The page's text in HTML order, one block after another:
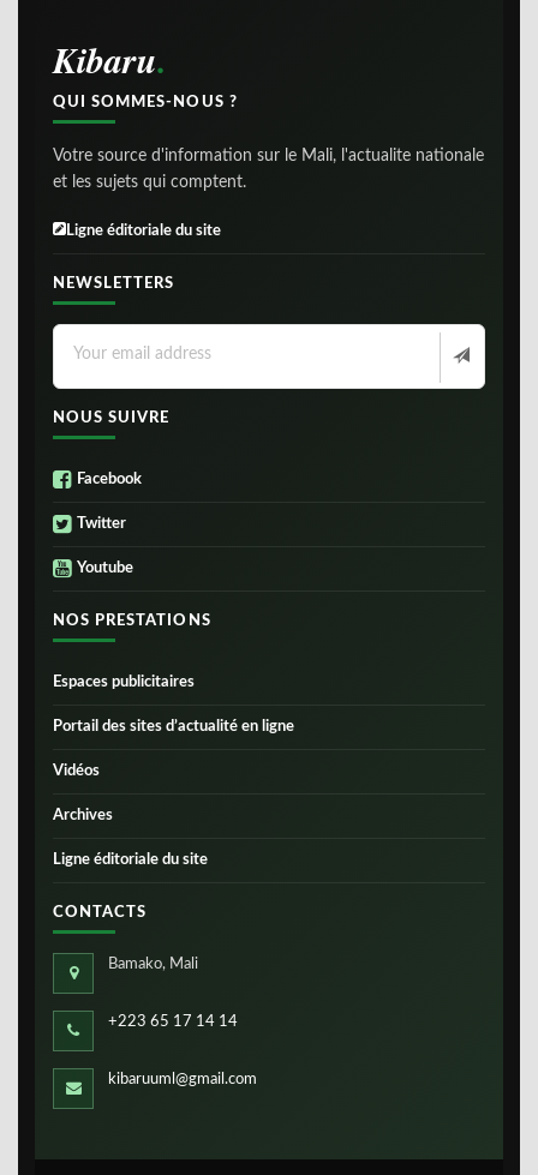
Kibaru
QUI SOMMES-NOUS ?
Votre source d'information sur le Mali, l'actualite nationale
et les sujets qui comptent.
Ligne éditoriale du site
NEWSLETTERS
NOUS SUIVRE
Facebook
Twitter
Youtube
NOS PRESTATIONS
Espaces publicitaires
Portail des sites d’actualité en ligne
Vidéos
Archives
Ligne éditoriale du site
CONTACTS
Bamako, Mali
+223 65 17 14 14
kibaruuml@gmail.com